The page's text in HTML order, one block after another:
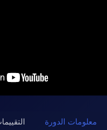
معلومات الدورة